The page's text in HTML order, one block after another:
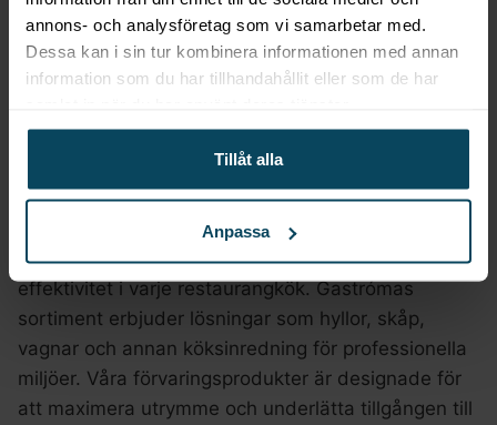
annons- och analysföretag som vi samarbetar med.
Dessa kan i sin tur kombinera informationen med annan
information som du har tillhandahållit eller som de har
Tillåt alla
Anpassa
Från 120kr
(Exkl. moms)
Förvaring
Förvaring är avgörande för att skapa ordning och
effektivitet i varje restaurangkök. Gastrómas
sortiment erbjuder lösningar som hyllor, skåp,
vagnar och annan köksinredning för professionella
miljöer. Våra förvaringsprodukter är designade för
att maximera utrymme och underlätta tillgången till